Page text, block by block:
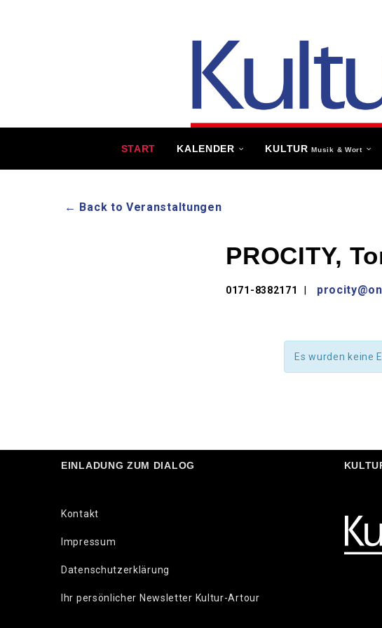
START KALENDER KULTURMusik & Wort
← Back to Veranstaltungen
PROCITY,
0171-8382171 |
Es wurden keine
EINLADUNG ZUM DIALOG
Kontakt
Impressum
Datenschutzerklärung
Ihr persönlicher Newsletter Kultur-Artour